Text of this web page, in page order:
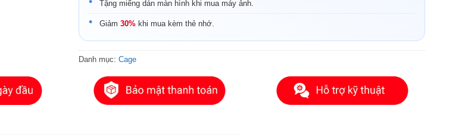
Tặng miếng dán màn hình khi mua máy ảnh.
Giảm 30% khi mua kèm thẻ nhớ.
Danh mục: Cage